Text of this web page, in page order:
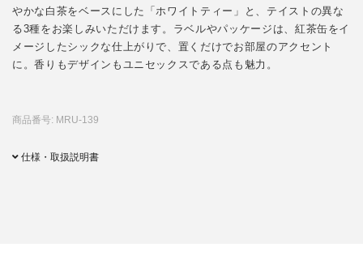
やかな白茶をベースにした「ホワイトティー」と、テイストの異な
る3種をお楽しみいただけます。ラベルやパッケージは、紅茶缶をイ
メージしたシックな仕上がりで、置くだけでお部屋のアクセント
に。香りもデザインもユニセックスである点も魅力。
商品番号: MRU-139
仕様・取扱説明書